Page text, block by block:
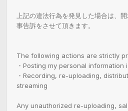
上記の違法行為を発見した場合は、
事告訴をさせて頂きます。
The following actions are strictly
・Posting my personal information
・Recording, re-uploading,
streaming
Any unauthorized re-uploading,